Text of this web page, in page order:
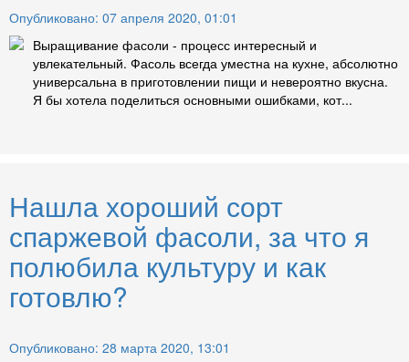
Опубликовано: 07 апреля 2020, 01:01
Выращивание фасоли - процесс интересный и
увлекательный. Фасоль всегда уместна на кухне, абсолютно
универсальна в приготовлении пищи и невероятно вкусна.
Я бы хотела поделиться основными ошибками, кот...
Нашла хороший сорт
спаржевой фасоли, за что я
полюбила культуру и как
готовлю?
Опубликовано: 28 марта 2020, 13:01